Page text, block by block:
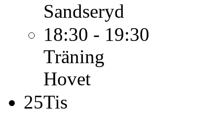
Sandseryd
18:30 - 19:30
Träning
Hovet
25Tis